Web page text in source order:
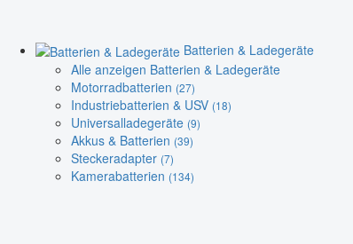
Batterien & Ladegeräte
Alle anzeigen Batterien & Ladegeräte
Motorradbatterien (27)
Industriebatterien & USV (18)
Universalladegeräte (9)
Akkus & Batterien (39)
Steckeradapter (7)
Kamerabatterien (134)